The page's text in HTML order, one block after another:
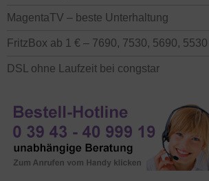
MagentaTV – beste Unterhaltung
FritzBox ab 1 € – 7690, 7530, 5690, 5530
DSL ohne Laufzeit bei congstar